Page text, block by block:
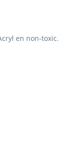
en non-toxic.